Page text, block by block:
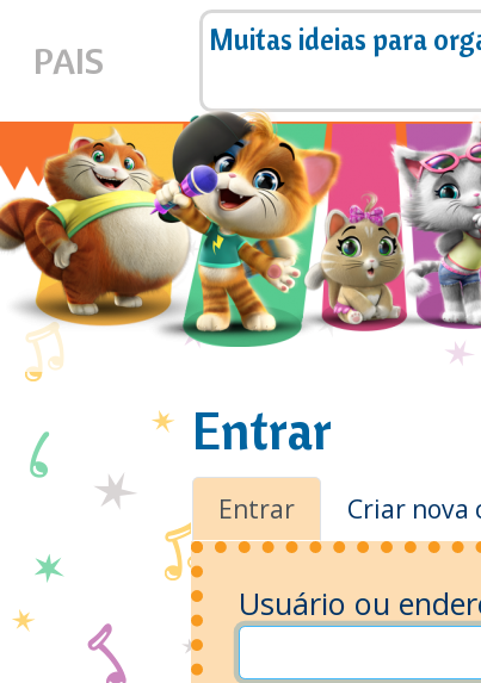
PAIS
Muitas ideias para
Entrar
Abas
primárias
Entrar Criar nova
Usuário ou